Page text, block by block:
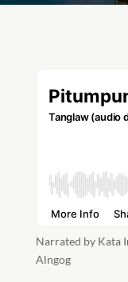
Narrated by Kata
Alngog